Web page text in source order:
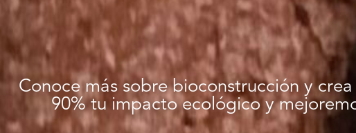
Conoce más sobre bioconstrucción y
90% tu impacto ecológico y